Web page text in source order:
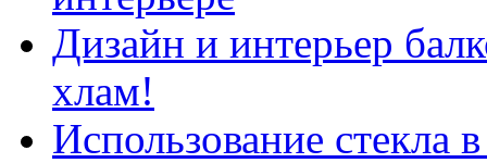
Дизайн и интерьер
хлам!
Использование стекла